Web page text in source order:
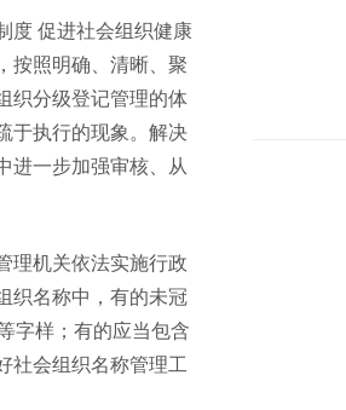
度 促进社会组织健康
按照明确、清晰、聚
织分级登记管理的体
于执行的现象。解决
进一步加强审核、从
理机关依法实施行政
织名称中，有的未冠
字样；有的应当包含
社会组织名称管理工